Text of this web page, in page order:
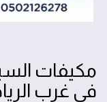
مكيفات
في غرب